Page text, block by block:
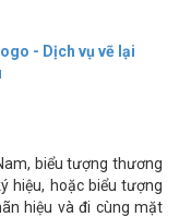
- Dịch vụ vẽ lại
biểu tượng thương
hiệu, hoặc biểu tượng
hiệu và đi cùng mặt